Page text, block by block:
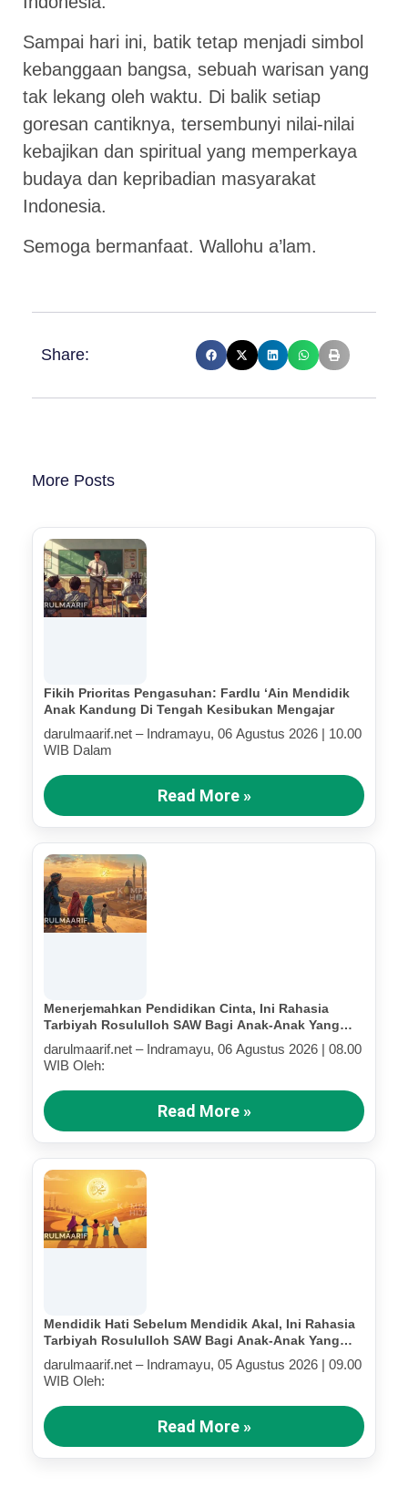
Sampai hari ini, batik tetap menjadi simbol
kebanggaan bangsa, sebuah warisan yang
tak lekang oleh waktu. Di balik setiap
goresan cantiknya, tersembunyi nilai-nilai
kebajikan dan spiritual yang memperkaya
budaya dan kepribadian masyarakat
Indonesia.
Semoga bermanfaat. Wallohu a’lam.
Share:
More Posts
Fikih Prioritas Pengasuhan: Fardlu ‘Ain Mendidik
Anak Kandung Di Tengah Kesibukan Mengajar
darulmaarif.net – Indramayu, 06 Agustus 2026 | 10.00
WIB Dalam
Read More »
Menerjemahkan Pendidikan Cinta, Ini Rahasia
Tarbiyah Rosululloh SAW Bagi Anak-Anak Yang
Terluka (Bagian IV)
darulmaarif.net – Indramayu, 06 Agustus 2026 | 08.00
WIB Oleh:
Read More »
Mendidik Hati Sebelum Mendidik Akal, Ini Rahasia
Tarbiyah Rosululloh SAW Bagi Anak-Anak Yang
Terluka (Bagian III)
darulmaarif.net – Indramayu, 05 Agustus 2026 | 09.00
WIB Oleh:
Read More »